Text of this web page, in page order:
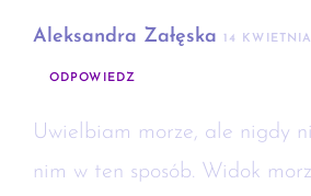
Aleksandra Załęska 14
ODPOWIEDZ
Uwielbiam morze, ale nigdy
nim w ten sposób. Widok